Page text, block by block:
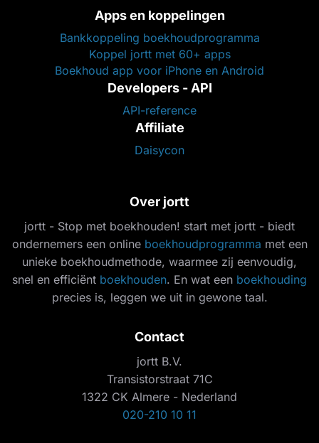
Apps en koppelingen
Bankkoppeling boekhoudprogramma
Koppel jortt met 60+ apps
Boekhoud app voor iPhone en Android
Developers - API
API-reference
Affiliate
Daisycon
Over jortt
jortt - Stop met boekhouden! start met jortt - biedt
ondernemers een online boekhoudprogramma met een
unieke boekhoudmethode, waarmee zij eenvoudig,
snel en efficiënt boekhouden. En wat een boekhouding
precies is, leggen we uit in gewone taal.
Contact
jortt B.V.
Transistorstraat 71C
1322 CK Almere - Nederland
020-210 10 11